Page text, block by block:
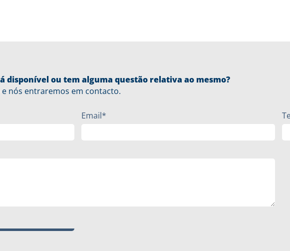
disponível ou tem alguma questão relativa ao mesmo?
nós entraremos em contacto.
Email*